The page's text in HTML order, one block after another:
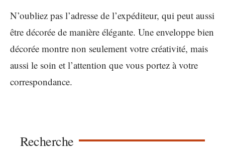
N’oubliez pas l’adresse de l’expéditeur, qui peut aussi
être décorée de manière élégante. Une enveloppe bien
décorée montre non seulement votre créativité, mais
aussi le soin et l’attention que vous portez à votre
correspondance.
Recherche